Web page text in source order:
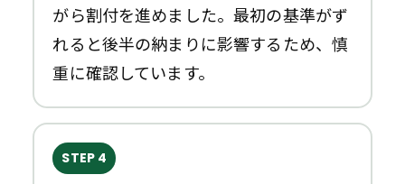
がら割付を進めました。最初の基準がず
れると後半の納まりに影響するため、慎
重に確認しています。
STEP 4